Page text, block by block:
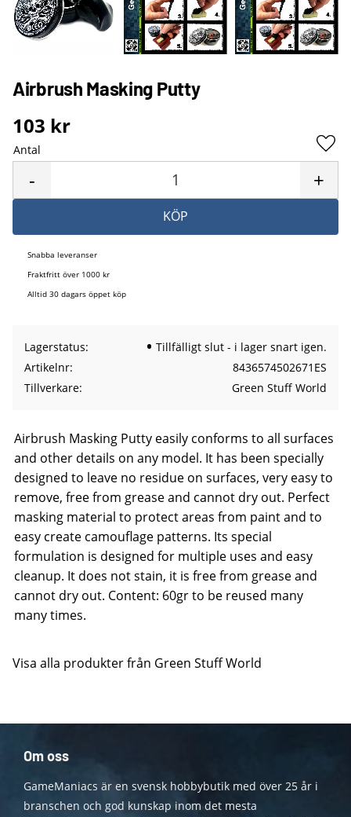
Airbrush Masking Putty
103 kr
Antal
+
-
KÖP
Snabba leveranser
Fraktfritt över 1000 kr
Alltid 30 dagars öppet köp
Lagerstatus
Tillfälligt slut - i lager snart igen.
Artikelnr
8436574502671ES
Tillverkare
Green Stuff World
Airbrush Masking Putty easily conforms to all surfaces
and other details on any model. It has been specially
designed to leave no residue on surfaces, very easy to
remove, free from grease and cannot dry out. Perfect
masking material to protect areas from paint and to
easy create camouflage patterns. Its special
formulation is designed for multiple uses and easy
cleanup. It does not stain, it is free from grease and
cannot dry out. Content: 60gr to be reused many
many times.
Visa alla produkter från Green Stuff World
Om oss
GameManiacs är en svensk hobbybutik med över 25 år i
branschen och god kunskap inom det mesta